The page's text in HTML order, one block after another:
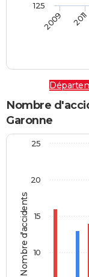
2009 2011
125
Nombre
Garonne
Nombre d'accidents 10
15
20
25